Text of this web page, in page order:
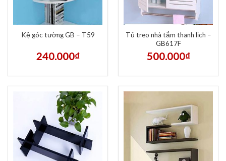
Kệ góc tường GB – T59
240.000₫
Tủ treo nhà tắm thanh lịch –
GB617F
500.000₫